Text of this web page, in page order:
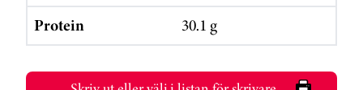
Protein
30.1 g